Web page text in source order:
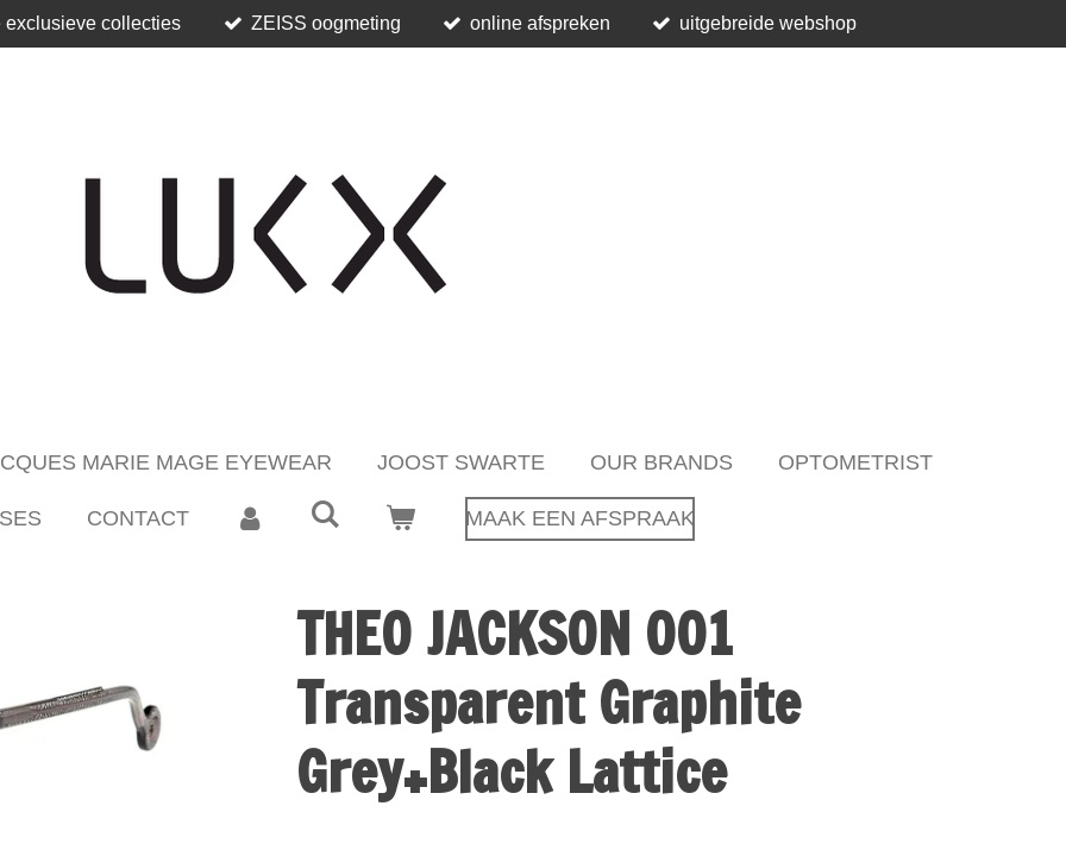
exclusieve collecties ZEISS oogmeting online afspreken uitgebreide webshop
MARIE MAGE EYEWEAR JOOST SWARTE OUR BRANDS OPTOMETRIST
CONTACT MAAK EEN AFSPRAAK
THEO JACKSON 001
Transparent Graphite
Grey+Black Lattice